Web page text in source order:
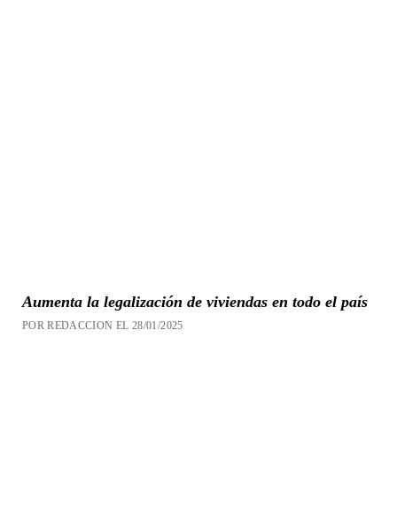
Aumenta la legalización de viviendas en todo el país
POR REDACCION EL 28/01/2025